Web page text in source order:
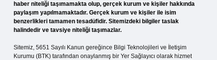
haber niteliği taşımamakta olup, gerçek kurum ve kişiler hakkında
paylaşım yapılmamaktadır. Gerçek kurum ve kişiler ile isim
benzerlikleri tamamen tesadüfidir. Sitemizdeki bilgiler taslak
halindedir ve tavsiye niteliği taşımazlar.
Sitemiz, 5651 Sayılı Kanun gereğince Bilgi Teknolojileri ve İletişim
Kurumu (BTK) tarafından onaylanmış bir Yer Sağlayıcı olarak hizmet